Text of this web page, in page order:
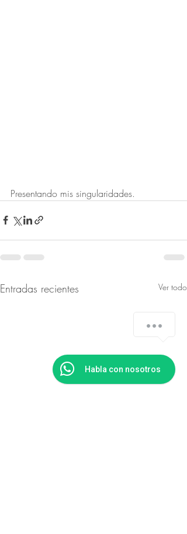
Presentando mis singularidades.
Entradas recientes Ver todo
Habla con nosotros